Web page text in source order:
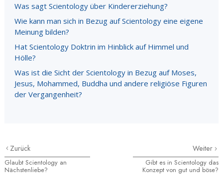
Was sagt Scientology über Kindererziehung?
Wie kann man sich in Bezug auf Scientology eine eigene
Meinung bilden?
Hat Scientology Doktrin im Hinblick auf Himmel und
Hölle?
Was ist die Sicht der Scientology in Bezug auf Moses,
Jesus, Mohammed, Buddha und andere religiöse Figuren
der Vergangenheit?
Zurück
Glaubt Scientology an
Nächstenliebe?
Weiter
Gibt es in Scientology das
Konzept von gut und böse?